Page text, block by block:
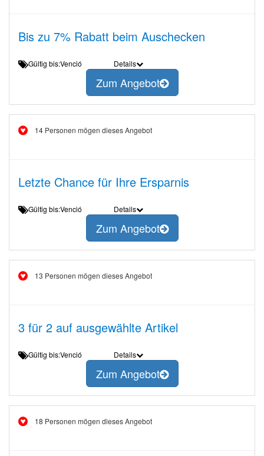
Bis zu 7% Rabatt beim Auschecken
Gültig bis:Venció Details
Zum Angebot
14 Personen mögen dieses Angebot
Letzte Chance für Ihre Ersparnis
Gültig bis:Venció Details
Zum Angebot
13 Personen mögen dieses Angebot
3 für 2 auf ausgewählte Artikel
Gültig bis:Venció Details
Zum Angebot
18 Personen mögen dieses Angebot